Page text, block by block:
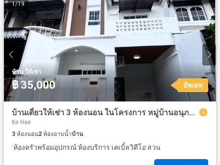
1/19
บ้าน·ให้เช่า
฿ 35,000 อัพเดท
บ้านเดี่ยวให้เช่า 3 ห้องนอน ในโครงการ หมู่บ้านอนุภาษมโนรมย์
Ko Hae
3 ห้องนอน2 ห้องอาบน้ำบ้าน
·ห้องครัวพร้อมอุปกรณ์·ห้องบริการ·เคเบิ้ลวิดีโอ·สวน